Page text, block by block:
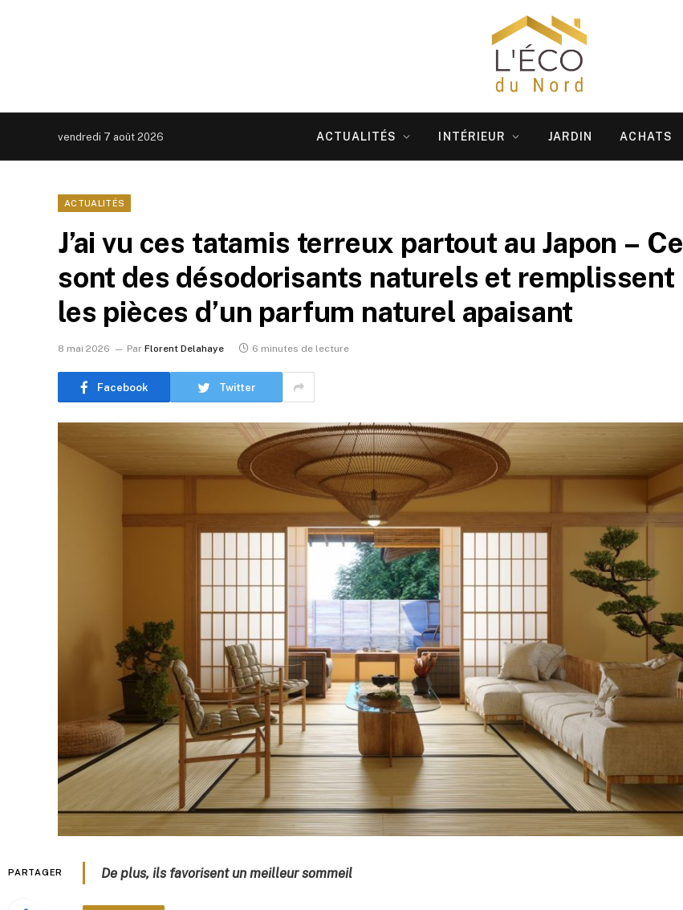
vendredi 7 août 2026 ACTUALITÉS INTÉRIEUR JARDIN ACHATS
ACTUALITÉS
J’ai vu ces tatamis terreux partout au Japon – Ce
sont des désodorisants naturels et remplissent
les pièces d’un parfum naturel apaisant
8 mai 2026 Par Florent Delahaye 6 minutes de lecture
Facebook Twitter
PARTAGER De plus, ils favorisent un meilleur sommeil